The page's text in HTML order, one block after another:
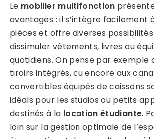
Le mobilier multifonction
avantages : il s’intègre facilement
pièces et offre diverses
dissimuler vêtements, livres ou
quotidiens. On pense par exemple
tiroirs intégrés, ou encore aux
convertibles équipés de caissons
idéals pour les studios ou petits
destinés à la location étudiante.
loin sur la gestion optimale de